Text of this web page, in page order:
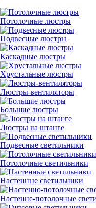
Потолочные люстры
Подвесные люстры
Каскадные люстры
Хрустальные люстры
Люстры-вентиляторы
Большие люстры
Люстры на штанге
Подвесные светильники
Потолочные светильники
Настенные светильники
Настенно-потолочные